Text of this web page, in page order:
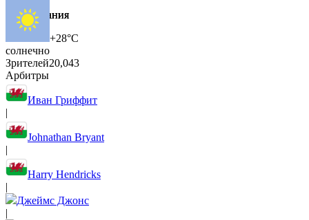
Вбрасывания
Вбрасывания
Вбрасывания
+28°C
солнечно
Зрителей20,043
Арбитры
Иван Гриффит
Johnathan Bryant
Harry Hendricks
Джеймс Джонс